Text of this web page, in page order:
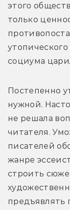
этого
только
социума
Постепенно
нужной.
не решала
читателя.
писателей
жанре
строить
предъявлять